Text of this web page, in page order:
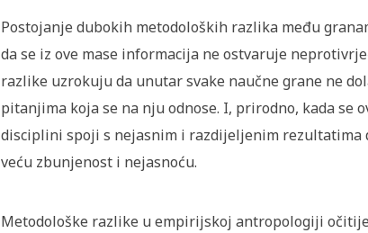
Postojanje dubokih metodoloških razlika među
da se iz ove mase informacija ne ostvaruje
razlike uzrokuju da unutar svake naučne grane ne
pitanjima koja se na nju odnose. I, prirodno, kada se
disciplini spoji s nejasnim i razdijeljenim rezultatima
veću zbunjenost i nejasnoću.
Metodološke razlike u empirijskoj antropologiji